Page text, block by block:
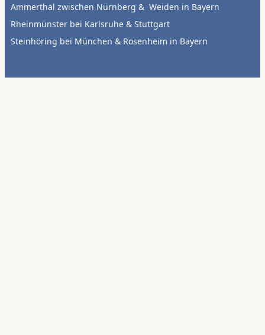
Ammerthal zwischen Nürnberg & Weiden in Bayern
Rheinmünster bei Karlsruhe & Stuttgart
Steinhöring bei München & Rosenheim in Bayern